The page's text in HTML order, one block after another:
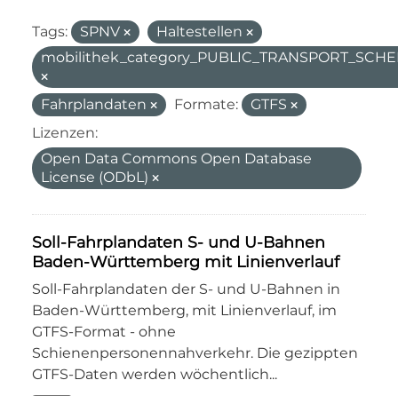
Tags: SPNV
Haltestellen
Fahrplandaten Formate:
GTFS
Lizenzen:
Open Data Commons Open Database
License (ODbL)
Soll-Fahrplandaten S- und U-Bahnen
Baden-Württemberg mit Linienverlauf
Soll-Fahrplandaten der S- und U-Bahnen in
Baden-Württemberg, mit Linienverlauf, im
GTFS-Format - ohne
Schienenpersonennahverkehr. Die gezippten
GTFS-Daten werden wöchentlich...